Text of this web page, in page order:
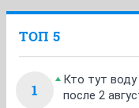
ТОП 5
1
Кто тут
после 2